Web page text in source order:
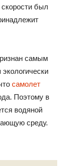
был
самым
самолет
Поэтому в
водяной
среду.